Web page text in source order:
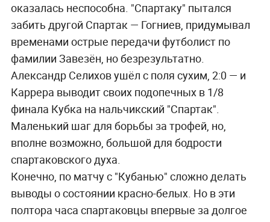
оказалась неспособна. "Спартаку" пытался
забить другой Спартак — Гогниев, придумывал
временами острые передачи футболист по
фамилии Завезён, но безрезультатно.
Александр Селихов ушёл с поля сухим, 2:0 — и
Каррера выводит своих подопечных в 1/8
финала Кубка на нальчикский "Спартак".
Маленький шаг для борьбы за трофей, но,
вполне возможно, большой для бодрости
спартаковского духа.
Конечно, по матчу с "Кубанью" сложно делать
выводы о состоянии красно-белых. Но в эти
полтора часа спартаковцы впервые за долгое